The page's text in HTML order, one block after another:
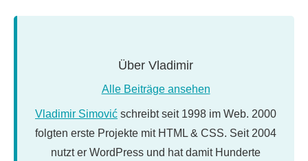
Über Vladimir
Alle Beiträge ansehen
Vladimir Simović schreibt seit 1998 im Web. 2000
folgten erste Projekte mit HTML & CSS. Seit 2004
nutzt er WordPress und hat damit Hunderte